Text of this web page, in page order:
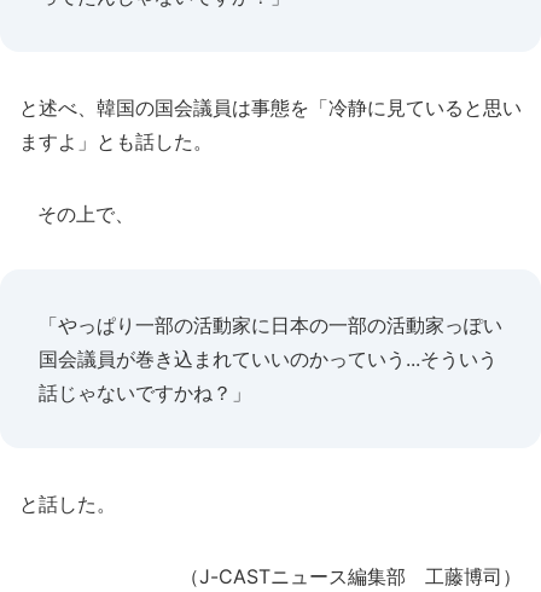
と述べ、韓国の国会議員は事態を「冷静に見ていると思い
ますよ」とも話した。
その上で、
「やっぱり一部の活動家に日本の一部の活動家っぽい
国会議員が巻き込まれていいのかっていう...そういう
話じゃないですかね？」
と話した。
（J-CASTニュース編集部 工藤博司）